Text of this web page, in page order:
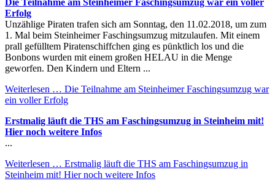
Erfolg
Unzählige Piraten trafen sich am Sonntag, den 11.02.2018, um zum
1. Mal beim Steinheimer Faschingsumzug mitzulaufen. Mit einem
prall gefülltem Piratenschiffchen ging es pünktlich los und die
Bonbons wurden mit einem großen HELAU in die Menge
geworfen. Den Kindern und Eltern ...
Weiterlesen … Die Teilnahme am Steinheimer Faschingsumzug war
ein voller Erfolg
Erstmalig läuft die THS am Faschingsumzug in Steinheim mit!
Hier noch weitere Infos
...
Weiterlesen … Erstmalig läuft die THS am Faschingsumzug in
Steinheim mit! Hier noch weitere Infos